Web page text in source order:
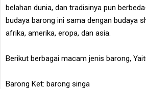
belahan dunia, dan tradisinya pun
budaya barong ini sama dengan budaya
afrika, amerika, eropa, dan asia.
Berikut berbagai macam jenis barong,
Barong Ket: barong singa